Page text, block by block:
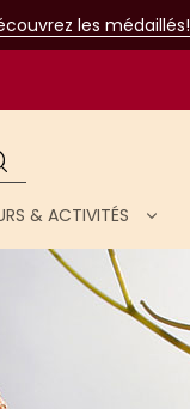
les médaillés!
& ACTIVITÉS